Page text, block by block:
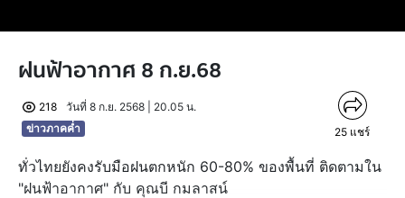
ฝนฟ้าอากาศ 8 ก.ย.68
218
วันที่ 8 ก.ย. 2568 | 20.05 น.
ข่าวภาคค่ำ
25 แชร์
ทั่วไทยยังคงรับมือฝนตกหนัก 60-80% ของพื้นที่ ติดตามใน
"ฝนฟ้าอากาศ" กับ คุณบี กมลาสน์